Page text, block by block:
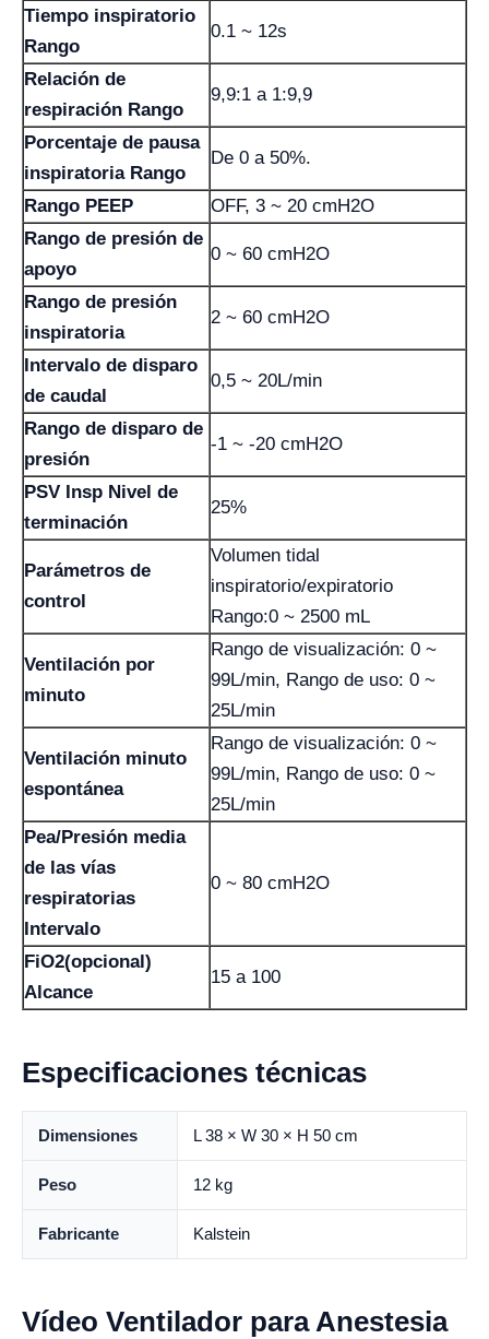
Tiempo inspiratorio
Rango
0.1 ~ 12s
Relación de
respiración Rango
9,9:1 a 1:9,9
Porcentaje de pausa
inspiratoria Rango
De 0 a 50%.
Rango PEEP
OFF, 3 ~ 20 cmH2O
Rango de presión de
apoyo
0 ~ 60 cmH2O
Rango de presión
inspiratoria
2 ~ 60 cmH2O
Intervalo de disparo
de caudal
0,5 ~ 20L/min
Rango de disparo de
presión
-1 ~ -20 cmH2O
PSV Insp Nivel de
terminación
25%
Parámetros de
control
Volumen tidal
inspiratorio/expiratorio
Rango:0 ~ 2500 mL
Ventilación por
minuto
Rango de visualización: 0 ~
99L/min, Rango de uso: 0 ~
25L/min
Ventilación minuto
espontánea
Rango de visualización: 0 ~
99L/min, Rango de uso: 0 ~
25L/min
Pea/Presión media
de las vías
respiratorias
Intervalo
0 ~ 80 cmH2O
FiO2(opcional)
Alcance
15 a 100
Especificaciones técnicas
Dimensiones L 38 × W 30 × H 50 cm
Peso 12 kg
Fabricante Kalstein
Vídeo Ventilador para Anestesia